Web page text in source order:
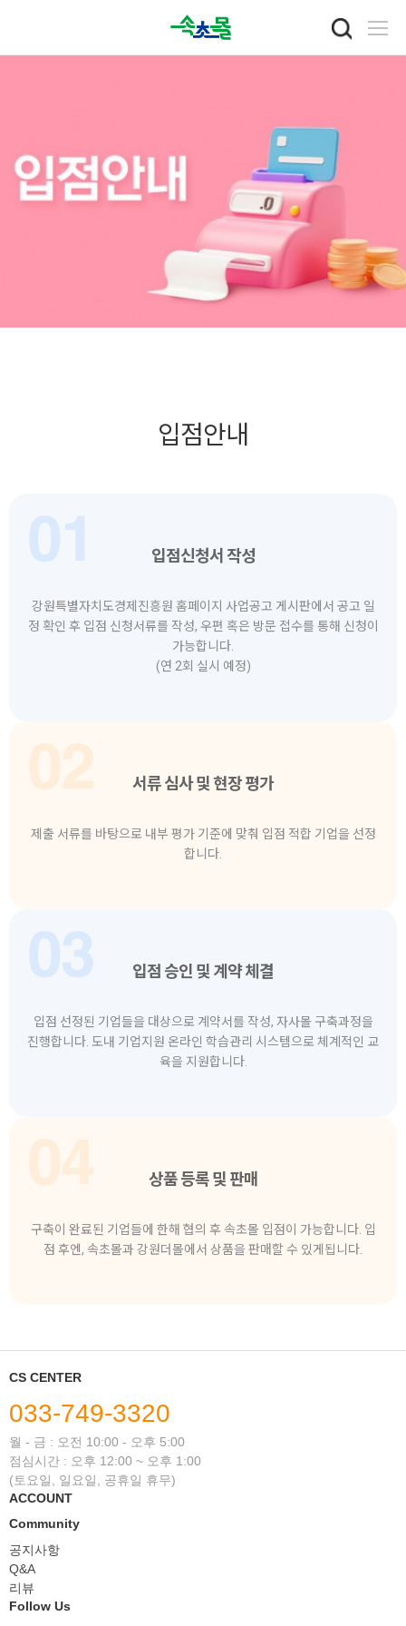
입점안내
입점신청서 작성
강원특별자치도경제진흥원 홈페이지 사업공고 게시판에서 공고 일
정 확인 후 입점 신청서류를 작성, 우편 혹은 방문 접수를 통해 신청이
가능합니다.
(연 2회 실시 예정)
서류 심사 및 현장 평가
제출 서류를 바탕으로 내부 평가 기준에 맞춰 입점 적합 기업을 선정
합니다.
입점 승인 및 계약 체결
입점 선정된 기업들을 대상으로 계약서를 작성, 자사몰 구축과정을
진행합니다. 도내 기업지원 온라인 학습관리 시스템으로 체계적인 교
육을 지원합니다.
상품 등록 및 판매
구축이 완료된 기업들에 한해 협의 후 속초몰 입점이 가능합니다. 입
점 후엔, 속초몰과 강원더몰에서 상품을 판매할 수 있게됩니다.
CS CENTER
033-749-3320
월 - 금 : 오전 10:00 - 오후 5:00
점심시간 : 오후 12:00 ~ 오후 1:00
(토요일, 일요일, 공휴일 휴무)
ACCOUNT
Community
공지사항
Q&A
리뷰
Follow Us